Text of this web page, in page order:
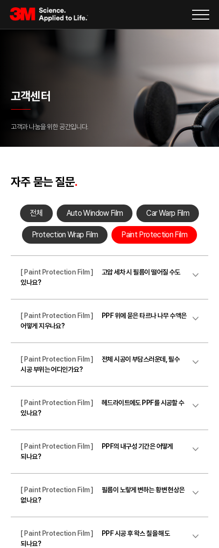
고객센터
고객과 나눔을 위한 공간입니다.
자주 묻는 질문.
전체 Auto Window Film Car Warp Film
Protection Wrap Film Paint Protection Film
[ Paint Protection Film ]
고압 세차 시 필름이 떨어질 수도
있나요?
[ Paint Protection Film ]
PPF 위에 묻은 타르나 나무 수액은
어떻게 지우나요?
[ Paint Protection Film ]
전체 시공이 부담스러운데, 필수
시공 부위는 어디인가요?
[ Paint Protection Film ]
헤드라이트에도 PPF를 시공할 수
있나요?
[ Paint Protection Film ]
PPF의 내구성 기간은 어떻게
되나요?
[ Paint Protection Film ]
필름이 노랗게 변하는 황변 현상은
없나요?
[ Paint Protection Film ]
PPF 시공 후 왁스 칠을 해도
되나요?